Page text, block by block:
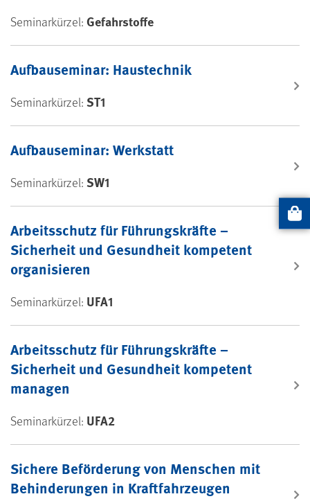
Seminarkürzel: Gefahrstoffe
Aufbauseminar: Haustechnik
Seminarkürzel: ST1
Aufbauseminar: Werkstatt
Seminarkürzel: SW1
Arbeitsschutz für Führungskräfte –
Sicherheit und Gesundheit kompetent
organisieren
Seminarkürzel: UFA1
Arbeitsschutz für Führungskräfte –
Sicherheit und Gesundheit kompetent
managen
Seminarkürzel: UFA2
Sichere Beförderung von Menschen mit
Behinderungen in Kraftfahrzeugen
Artikel